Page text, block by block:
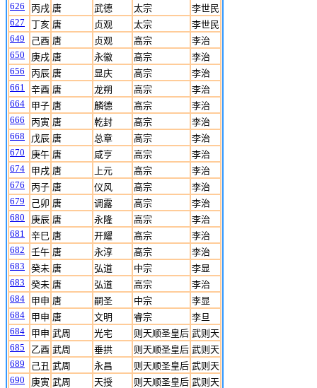
626
丙戌 唐 武德 太宗
李世民
627
丁亥 唐 贞观 太宗
李世民
649
己酉 唐 贞观 高宗
李治
650
庚戌 唐 永徽 高宗
李治
656
丙辰 唐 显庆 高宗
李治
661
辛酉 唐 龙朔 高宗
李治
664
甲子 唐 麟德 高宗
李治
666
丙寅 唐 乾封 高宗
李治
668
戊辰 唐 总章 高宗
李治
670
庚午 唐 咸亨 高宗
李治
674
甲戌 唐 上元 高宗
李治
676
丙子 唐 仪风 高宗
李治
679
己卯 唐 调露 高宗
李治
680
庚辰 唐 永隆 高宗
李治
681
辛巳 唐 开耀 高宗
李治
682
壬午 唐 永淳 高宗
李治
683
癸未 唐 弘道 中宗
李显
683
癸未 唐 弘道 高宗
李治
684
甲申 唐 嗣圣 中宗
李显
684
甲申 唐 文明 睿宗
李旦
684
甲申 武周 光宅 则天顺圣皇后 武则天
685
乙酉 武周 垂拱 则天顺圣皇后 武则天
689
己丑 武周 永昌 则天顺圣皇后 武则天
690
庚寅 武周 天授 则天顺圣皇后 武则天